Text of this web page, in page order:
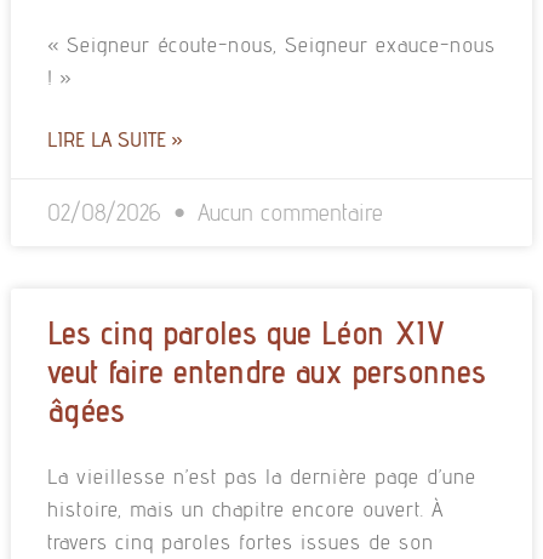
« Seigneur écoute-nous, Seigneur exauce-nous
! »
LIRE LA SUITE »
02/08/2026 Aucun commentaire
Les cinq paroles que Léon XIV
veut faire entendre aux personnes
âgées
La vieillesse n’est pas la dernière page d’une
histoire, mais un chapitre encore ouvert. À
travers cinq paroles fortes issues de son